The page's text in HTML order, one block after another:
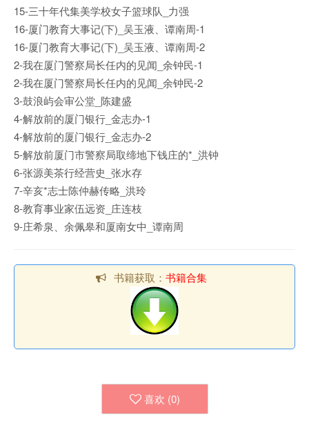
15-三十年代集美学校女子篮球队_力强
16-厦门教育大事记(下)_吴玉液、谭南周-1
16-厦门教育大事记(下)_吴玉液、谭南周-2
2-我在厦门警察局长任内的见闻_余钟民-1
2-我在厦门警察局长任内的见闻_余钟民-2
3-鼓浪屿会审公堂_陈建盛
4-解放前的厦门银行_金志办-1
4-解放前的厦门银行_金志办-2
5-解放前厦门市警察局取缔地下钱庄的*_洪钟
6-张源美茶行经营史_张水存
7-辛亥*志士陈仲赫传略_洪玲
8-教育事业家伍远资_庄连枝
9-庄希泉、余佩皋和厦南女中_谭南周
书籍获取： 书籍合集
喜欢 (0)